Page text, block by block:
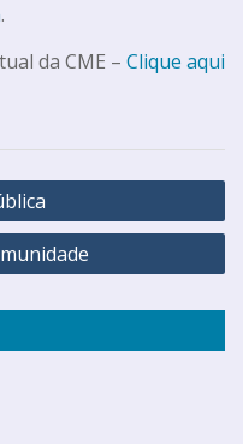
.
da CME – Clique aqui